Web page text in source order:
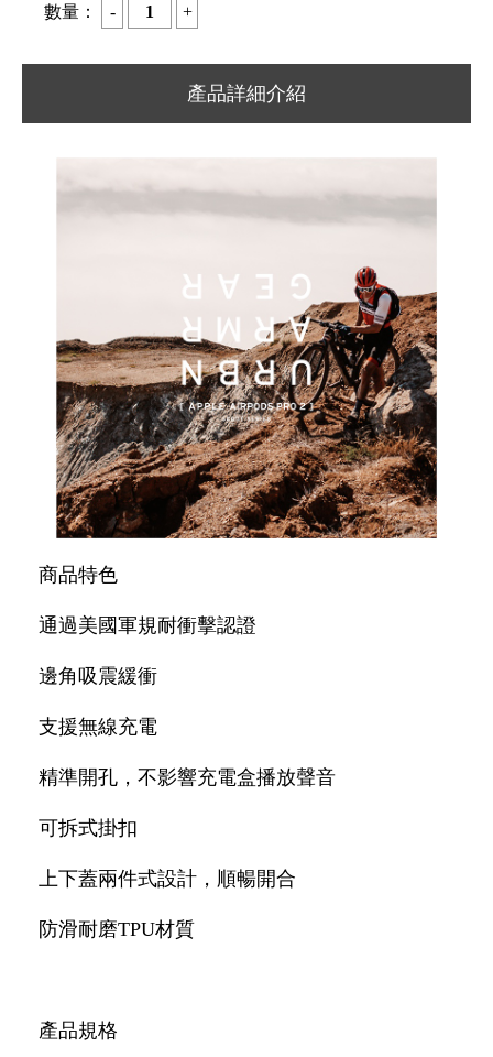
數量：
產品詳細介紹
商品特色
通過美國軍規耐衝擊認證
邊角吸震緩衝
支援無線充電
精準開孔，不影響充電盒播放聲音
可拆式掛扣
上下蓋兩件式設計，順暢開合
防滑耐磨TPU材質
產品規格